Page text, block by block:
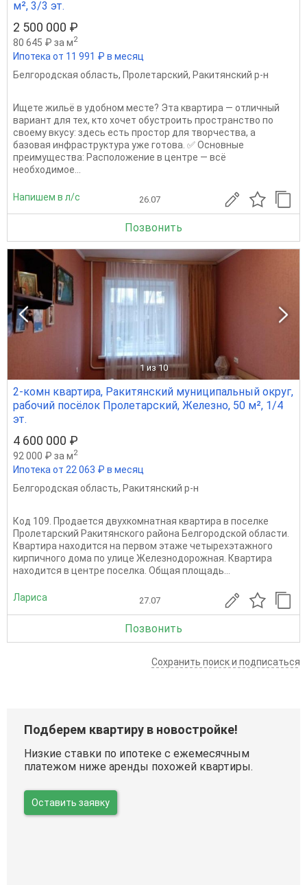
м², 3/3 эт.
2 500 000 ₽
80 645 ₽ за м2
Ипотека от 11 991 ₽ в месяц
Белгородская область, Пролетарский, Ракитянский р-н
Ищете жильё в удобном месте? Эта квартира — отличный
вариант для тех, кто хочет обустроить пространство по
своему вкусу: здесь есть простор для творчества, а
базовая инфраструктура уже готова. ✅ Основные
преимущества: Расположение в центре — всё
необходимое...
Напишем в л/с 26.07
Позвонить
1 из 10
2-комн квартира, Ракитянский муниципальный округ,
рабочий посёлок Пролетарский, Железно, 50 м², 1/4
эт.
4 600 000 ₽
92 000 ₽ за м2
Ипотека от 22 063 ₽ в месяц
Белгородская область, Ракитянский р-н
Код 109. Продается двухкомнатная квартира в поселке
Пролетарский Ракитянского района Белгородской области.
Квартира находится на первом этаже четырехэтажного
кирпичного дома по улице Железнодорожная. Квартира
находится в центре поселка. Общая площадь...
Лариса 27.07
Позвонить
Сохранить поиск и подписаться
Подберем квартиру в новостройке!
Низкие ставки по ипотеке с ежемесячным
платежом ниже аренды похожей квартиры.
Оставить заявку